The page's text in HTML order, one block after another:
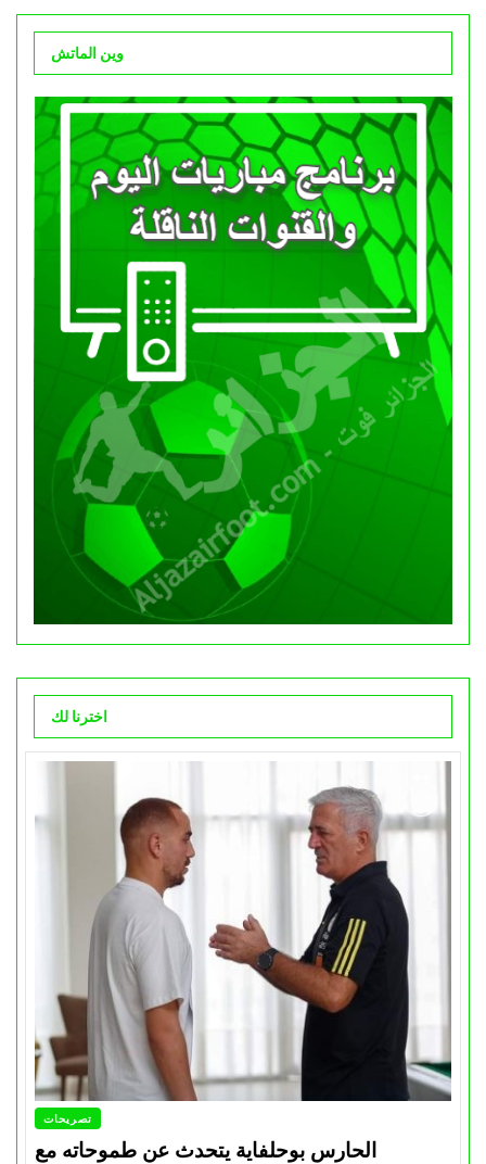
وين الماتش
اخترنا لك
تصريحات
الحارس بوحلفاية يتحدث عن طموحاته مع